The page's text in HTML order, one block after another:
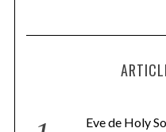
Eve de Holy